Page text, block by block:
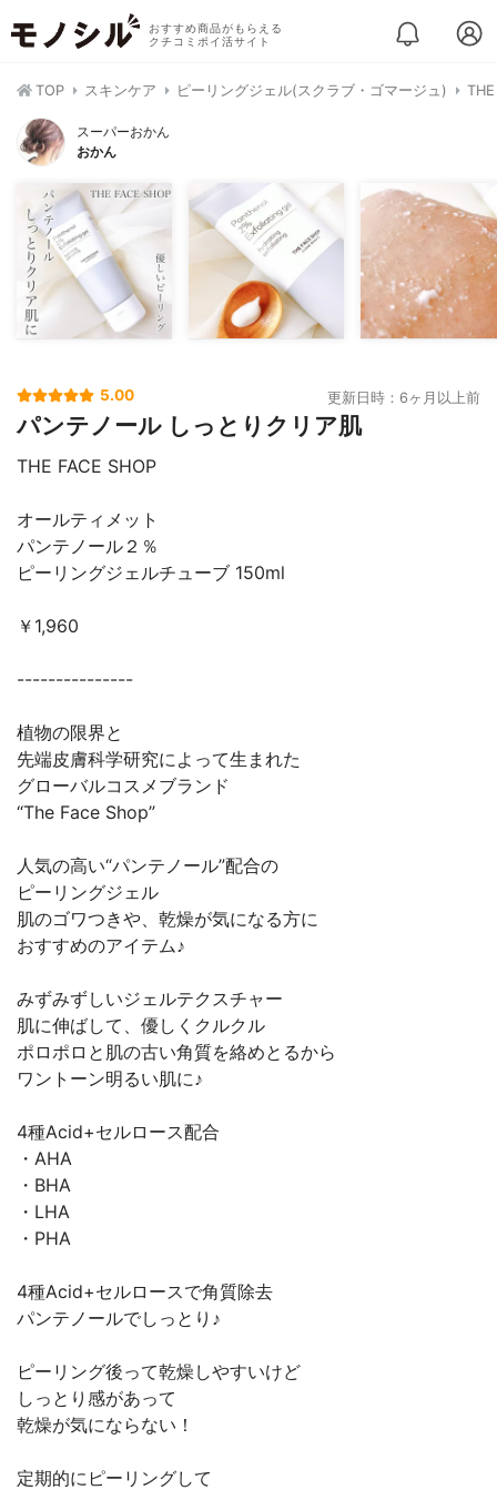
おすすめ商品がもらえる
クチコミポイ活サイト
TOP スキンケア ピーリングジェル(スクラブ・ゴマージュ)
スーパーおかん
おかん
5.00 更新日時：6ヶ月以上前
パンテノール しっとりクリア肌
THE FACE SHOP
オールティメット
パンテノール２％
ピーリングジェルチューブ 150ml
￥1,960
---------------
植物の限界と
先端皮膚科学研究によって生まれた
グローバルコスメブランド
“The Face Shop”
人気の高い“パンテノール”配合の
ピーリングジェル
肌のゴワつきや、乾燥が気になる方に
おすすめのアイテム♪
みずみずしいジェルテクスチャー
肌に伸ばして、優しくクルクル
ポロポロと肌の古い角質を絡めとるから
ワントーン明るい肌に♪
4種Acid+セルロース配合
・AHA
・BHA
・LHA
・PHA
4種Acid+セルロースで角質除去
パンテノールでしっとり♪
ピーリング後って乾燥しやすいけど
しっとり感があって
乾燥が気にならない！
定期的にピーリングして